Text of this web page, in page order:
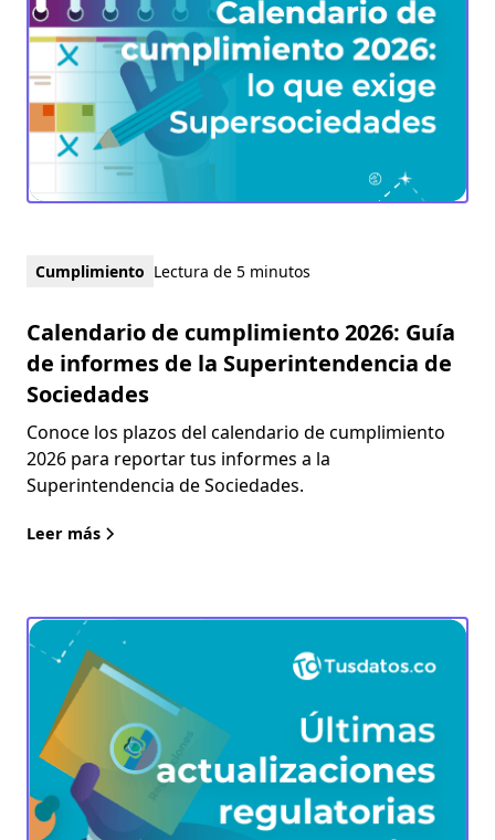
Cumplimiento Lectura de 5 minutos
Calendario de cumplimiento 2026: Guía
de informes de la Superintendencia de
Sociedades
Conoce los plazos del calendario de cumplimiento
2026 para reportar tus informes a la
Superintendencia de Sociedades.
Leer más